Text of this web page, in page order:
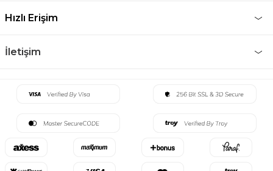
Hızlı Erişim
İletişim